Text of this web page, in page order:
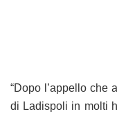
“Dopo l’appello che
di Ladispoli in molti